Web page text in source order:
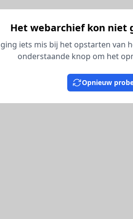
Het webarchief kon niet
iets mis bij het opstarten van
onderstaande knop om het
Opnieuw